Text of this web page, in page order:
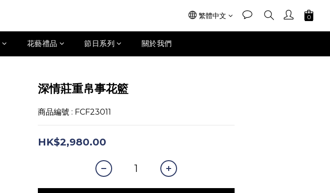
繁體中文
花藝禮品 節日系列 關於我們
深情莊重帛事花籃
商品編號 : FCF23011
HK$2,980.00